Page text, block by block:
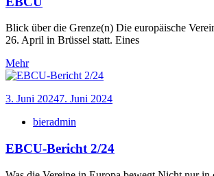
Blick über die Grenze(n) Die europäische
26. April in Brüssel statt. Eines
Mehr
3. Juni 20247. Juni 2024
bieradmin
EBCU-Bericht 2/24